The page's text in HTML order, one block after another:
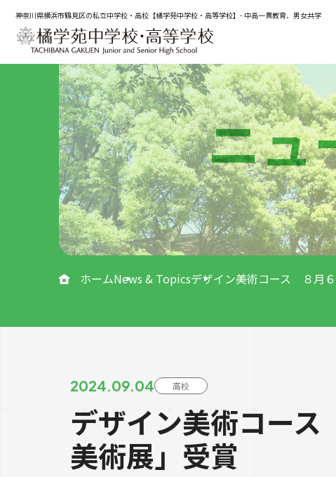
神奈川県横浜市鶴見区の私立中学校・高校【橘学苑中学校・高等学校】- 中高一貫教育、男女共学
ニュ
ホームNews & Topicsデザイン美術コース ８月
2024.09.04 高校
デザイン美術コー
美術展」受賞